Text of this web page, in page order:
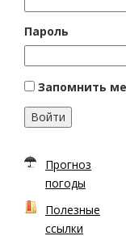
Пароль
Запомнить
Войти
Прогноз
погоды
Полезные
ссылки